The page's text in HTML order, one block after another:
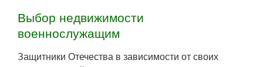
Выбор недвижимости
военнослужащим
Защитники Отечества в зависимости от своих